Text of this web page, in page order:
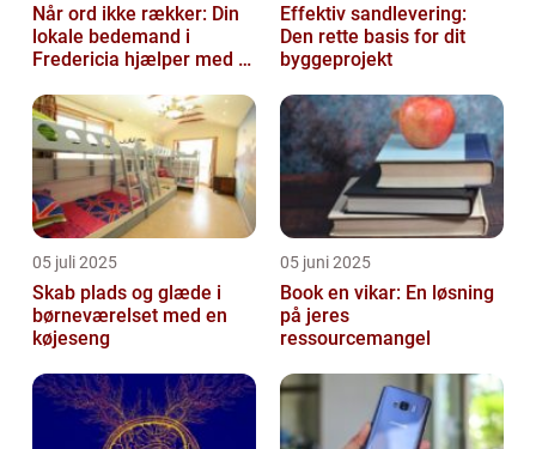
Når ord ikke rækker: Din
lokale bedemand i
Fredericia hjælper med at
Effektiv sandlevering:
Den rette basis for dit
byggeprojekt
05 juli 2025
Skab plads og glæde i
børneværelset med en
køjeseng
05 juni 2025
Book en vikar: En løsning
på jeres
ressourcemangel